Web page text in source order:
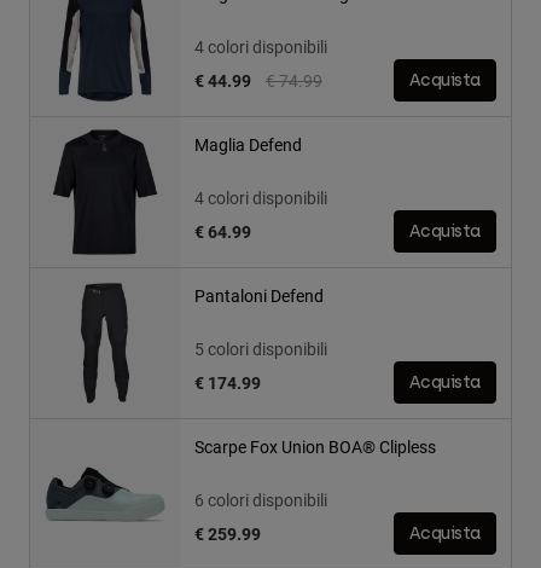
4 colori disponibili
Price reduced from
€ 74.99to
€ 44.99 Acquista
Maglia Defend
4 colori disponibili
€ 64.99
Acquista
Pantaloni Defend
5 colori disponibili
€ 174.99
Acquista
Scarpe Fox Union BOA® Clipless
6 colori disponibili
€ 259.99
Acquista